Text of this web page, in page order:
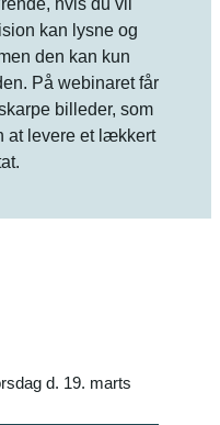
kan lysne og
den kan kun
På webinaret får
billeder, som
at levere et lækkert
d. 19. marts